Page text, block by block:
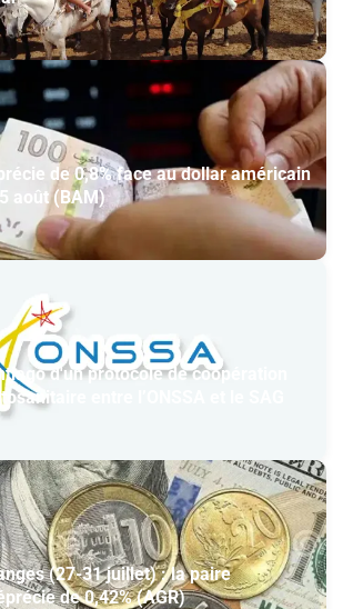
de 0,8% face au dollar américain
août (BAM)
d'un protocole de coopération
entre l’ONSSA et le SAG
(27-31 juillet) : la paire
de 0,42% (AGR)